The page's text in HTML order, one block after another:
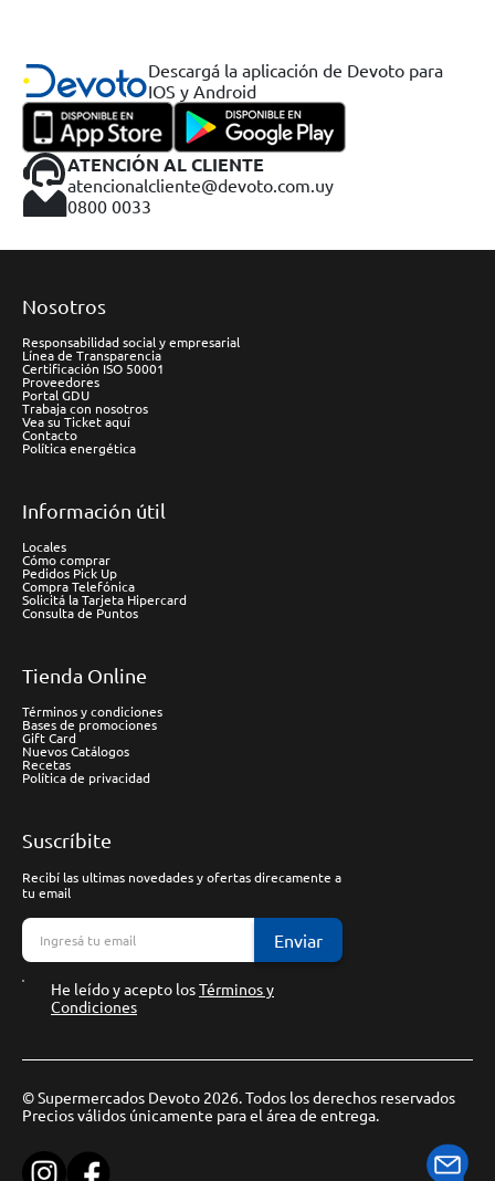
Descargá la aplicación de Devoto para
IOS y Android
ATENCIÓN AL CLIENTE
atencionalcliente@devoto.com.uy
0800 0033
Nosotros
Responsabilidad social y empresarial
Línea de Transparencia
Certificación ISO 50001
Proveedores
Portal GDU
Trabaja con nosotros
Vea su Ticket aquí
Contacto
Política energética
Información útil
Locales
Cómo comprar
Pedidos Pick Up
Compra Telefónica
Solicitá la Tarjeta Hipercard
Consulta de Puntos
Tienda Online
Términos y condiciones
Bases de promociones
Gift Card
Nuevos Catálogos
Recetas
Política de privacidad
Suscríbite
Recibí las ultimas novedades y ofertas direcamente a
tu email
Enviar
He leído y acepto losTérminos y
Condiciones
© Supermercados Devoto 2026. Todos los derechos reservados
Precios válidos únicamente para el área de entrega.